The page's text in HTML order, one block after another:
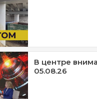
В центре
05.08.26